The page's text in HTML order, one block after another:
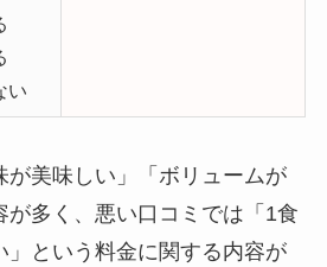
い
が美味しい」「ボリュームが
が多く、悪い口コミでは「1食
」という料金に関する内容が